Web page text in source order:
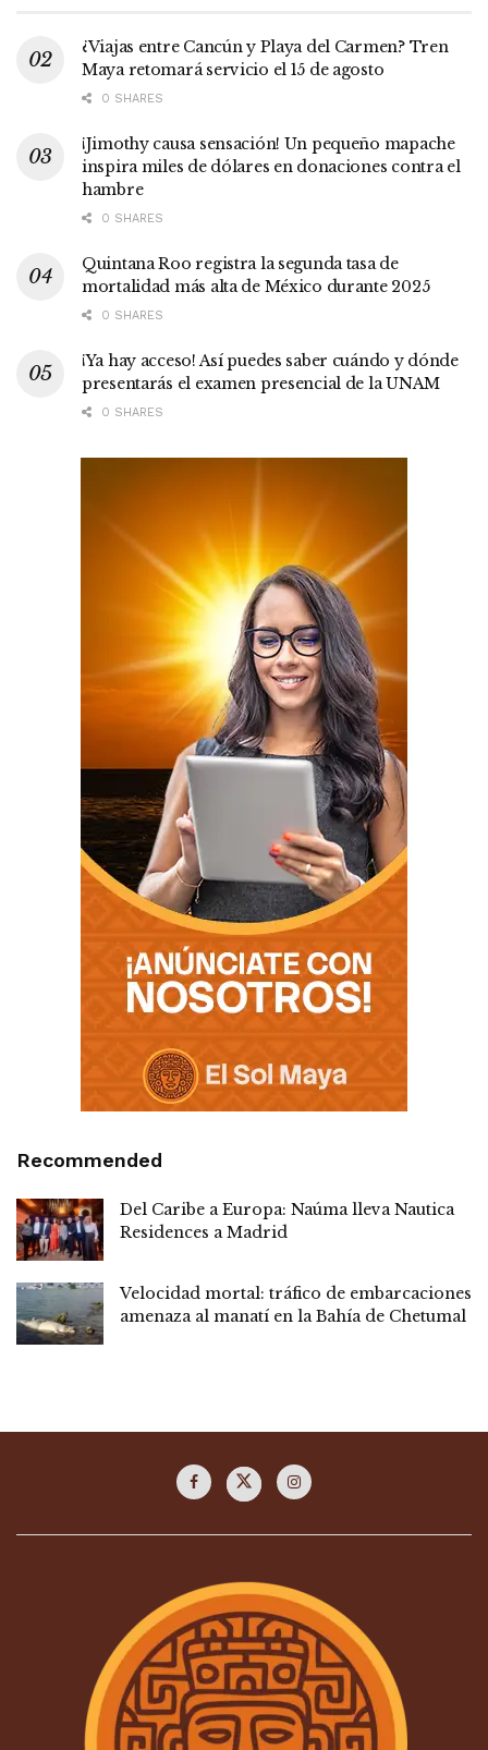
¿Viajas entre Cancún y Playa del Carmen? Tren
Maya retomará servicio el 15 de agosto
0 SHARES
¡Jimothy causa sensación! Un pequeño mapache
inspira miles de dólares en donaciones contra el
hambre
0 SHARES
Quintana Roo registra la segunda tasa de
mortalidad más alta de México durante 2025
0 SHARES
¡Ya hay acceso! Así puedes saber cuándo y dónde
presentarás el examen presencial de la UNAM
0 SHARES
Recommended
Del Caribe a Europa: Naúma lleva Nautica
Residences a Madrid
Velocidad mortal: tráfico de embarcaciones
amenaza al manatí en la Bahía de Chetumal